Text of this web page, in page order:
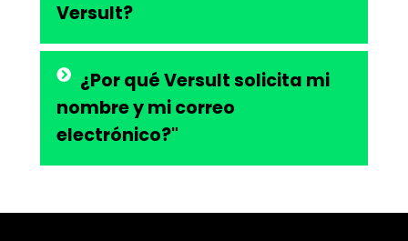
Versult?
¿Por qué Versult solicita mi
nombre y mi correo
electrónico?"